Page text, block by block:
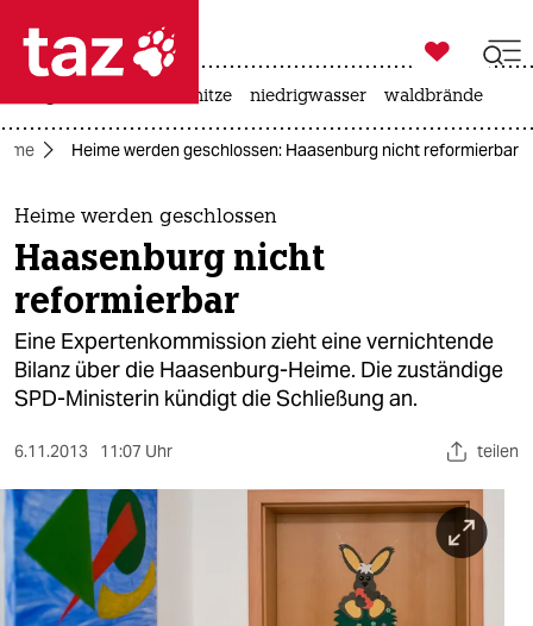
 taz zahl ich
taz zahl ich
themen
politik
öko
gesellschaft
sport
berlin
nord

taz zahl ich
hitze niedrigwasser waldbrände
Heime werden geschlossen: Haasenburg nicht reformierbar
Heime werden geschlossen
Haasenburg nicht
reformierbar
Eine Expertenkommission zieht eine vernichtende
Bilanz über die Haasenburg-Heime. Die zuständige
SPD-Ministerin kündigt die Schließung an.
6.11.2013 11:07 Uhr teilen